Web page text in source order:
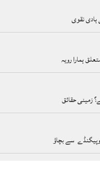
نقوی
ہمارا رویہ
زمینی حقائق
سے بچاؤ